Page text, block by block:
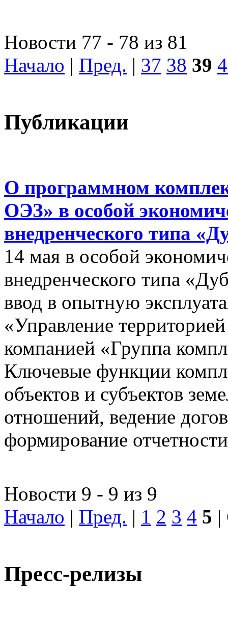
Новости 77 - 78 из 81
Начало | Пред. | 37 38 39
Публикации
О программном
ОЭЗ» в особой
внедренческого типа
14 мая в особой
внедренческого типа
ввод в опытную
«Управление
компанией «Группа
Ключевые функции
объектов и субъектов
отношений, ведение
формирование
Новости 9 - 9 из 9
Начало | Пред. | 1 2 3 4 5 |
Пресс-релизы